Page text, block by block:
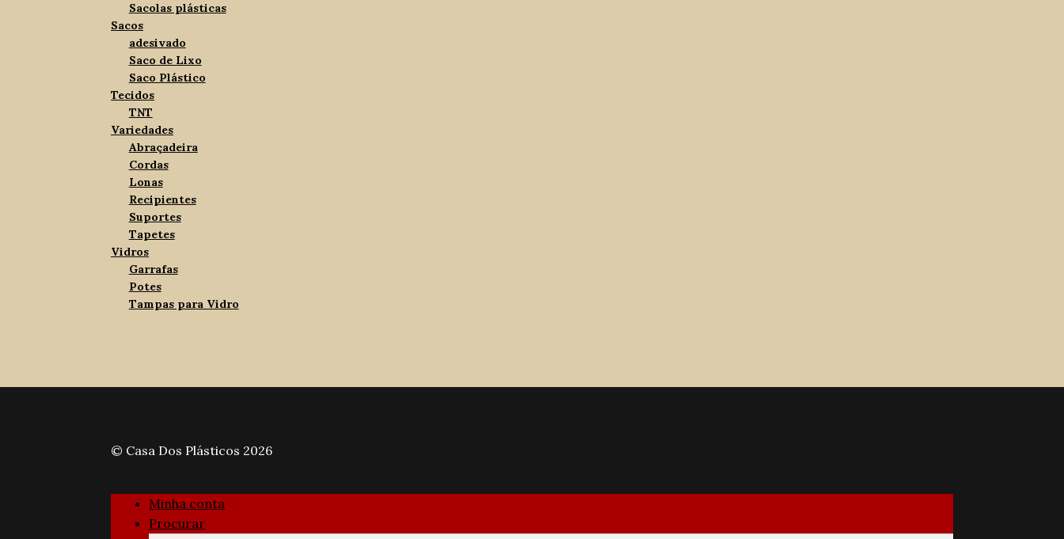
Sacolas plásticas
Sacos
adesivado
Saco de Lixo
Saco Plástico
Tecidos
TNT
Variedades
Abraçadeira
Cordas
Lonas
Recipientes
Suportes
Tapetes
Vidros
Garrafas
Potes
Tampas para Vidro
© Casa Dos Plásticos 2026
Minha conta
Procurar